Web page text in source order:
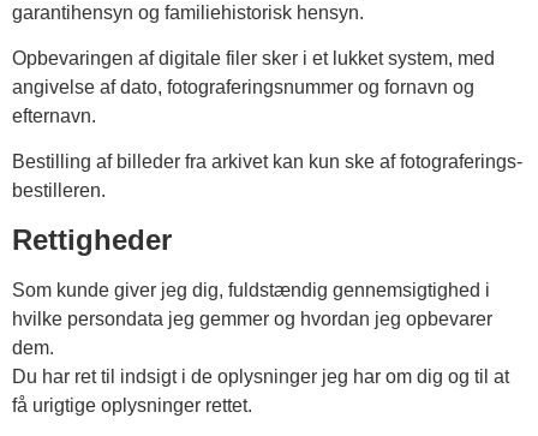
garantihensyn og familiehistorisk hensyn.
Opbevaringen af digitale filer sker i et lukket system, med
angivelse af dato, fotograferingsnummer og fornavn og
efternavn.
Bestilling af billeder fra arkivet kan kun ske af fotograferings-
bestilleren.
Rettigheder
Som kunde giver jeg dig, fuldstændig gennemsigtighed i
hvilke persondata jeg gemmer og hvordan jeg opbevarer
dem.
Du har ret til indsigt i de oplysninger jeg har om dig og til at
få urigtige oplysninger rettet.